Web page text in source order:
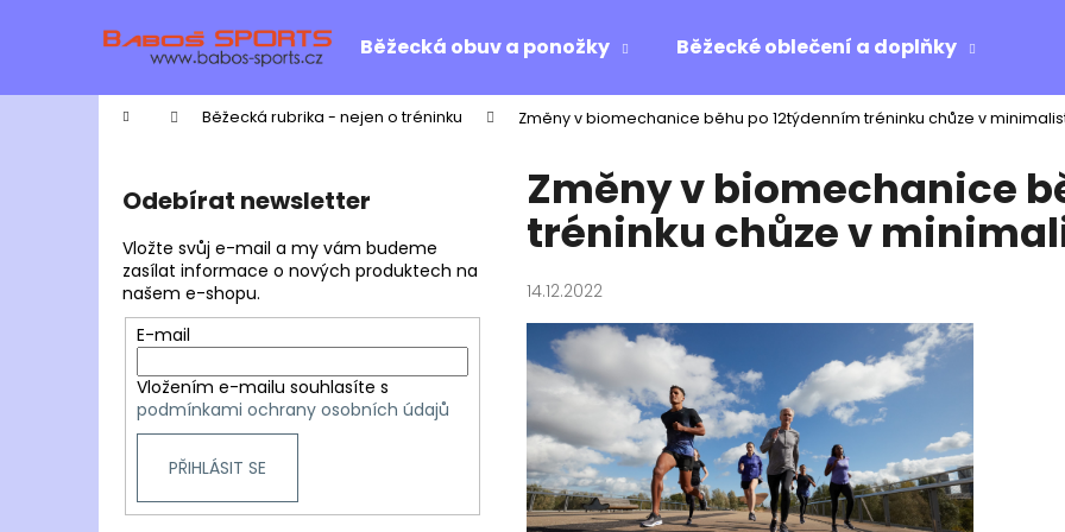
Běžecká obuv a ponožky Běžecké oblečení a doplňky
Domů Běžecká rubrika - nejen o tréninku Změny v biomechanice běhu po 12týdenním tréninku chůze v
Odebírat newsletter
Vložte svůj e-mail a my vám budeme
zasílat informace o nových produktech na
našem e-shopu.
E-mail
Vložením e-mailu souhlasíte s
podmínkami ochrany osobních údajů
PŘIHLÁSIT SE
Změny v biomechanice
tréninku chůze v
14.12.2022
í
do
do
Co potřebujete najít?
HLEDAT
Doporučujeme